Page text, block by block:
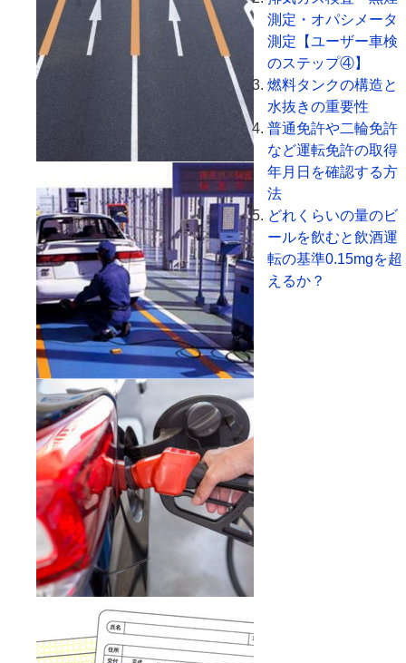
測定・オパシメータ
測定【ユーザー車検
のステップ④】
燃料タンクの構造と
水抜きの重要性
普通免許や二輪免許
など運転免許の取得
年月日を確認する方
法
どれくらいの量のビ
ールを飲むと飲酒運
転の基準0.15mgを超
えるか？